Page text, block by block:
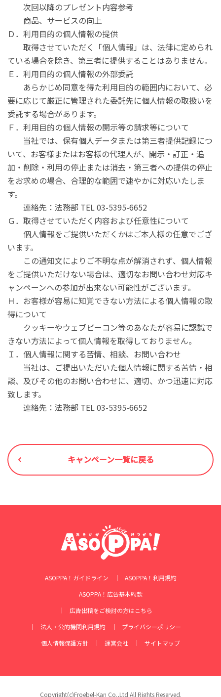
次回以降のプレゼント内容参考
商品、サービスの向上
Ｄ．利用目的の個人情報の提供
取得させていただく「個人情報」は、法律に定められ
ている場合を除き、第三者に提供することはありません。
Ｅ．利用目的の個人情報の外部委託
あらかじめ同意を得た利用目的の範囲内において、必
要に応じて厳正に管理された委託先に個人情報の取扱いを
委託する場合があります。
Ｆ．利用目的の個人情報の開示等の請求等について
当社では、保有個人データまたは第三者提供記録につ
いて、お客様またはお客様の代理人が、開示・訂正・追
加・削除・利用の停止または消去・第三者への提供の停止
をお求めの場合、合理的な範囲で速やかに対応いたしま
す。
連絡先：法務部 TEL 03-5395-6652
Ｇ．取得させていただく内容および任意性について
個人情報をご提供いただくかはご本人様の任意でござ
います。
この通知文によりご不明な点が解消されず、個人情報
をご提供いただけない場合は、適切なお問い合わせ対応キ
ャンペーンへの参加が出来ない可能性がございます。
Ｈ．お客様が容易に知覚できない方法による個人情報の取
得について
クッキーやウェブビーコン等のあなたが容易に認識で
きない方法によって個人情報を取得しておりません。
Ｉ．個人情報に関する苦情、相談、お問い合わせ
当社は、ご提出いただいた個人情報に関する苦情・相
談、及びその他のお問い合わせに、適切、かつ迅速に対応
致します。
連絡先：法務部 TEL 03-5395-6652
キャンペーン一覧に戻る
ASOPPA！ガイドライン
ASOPPA！利用規約
ASOPPA！広告基本約款
広告出稿をご検討の方はこちら
法人・公的機関利用規約
プライバシーポリシー
個人情報保護方針
運営会社 サイトマップ
Copyright(c)Froebel-Kan Co.,Ltd All Rights Reserved.